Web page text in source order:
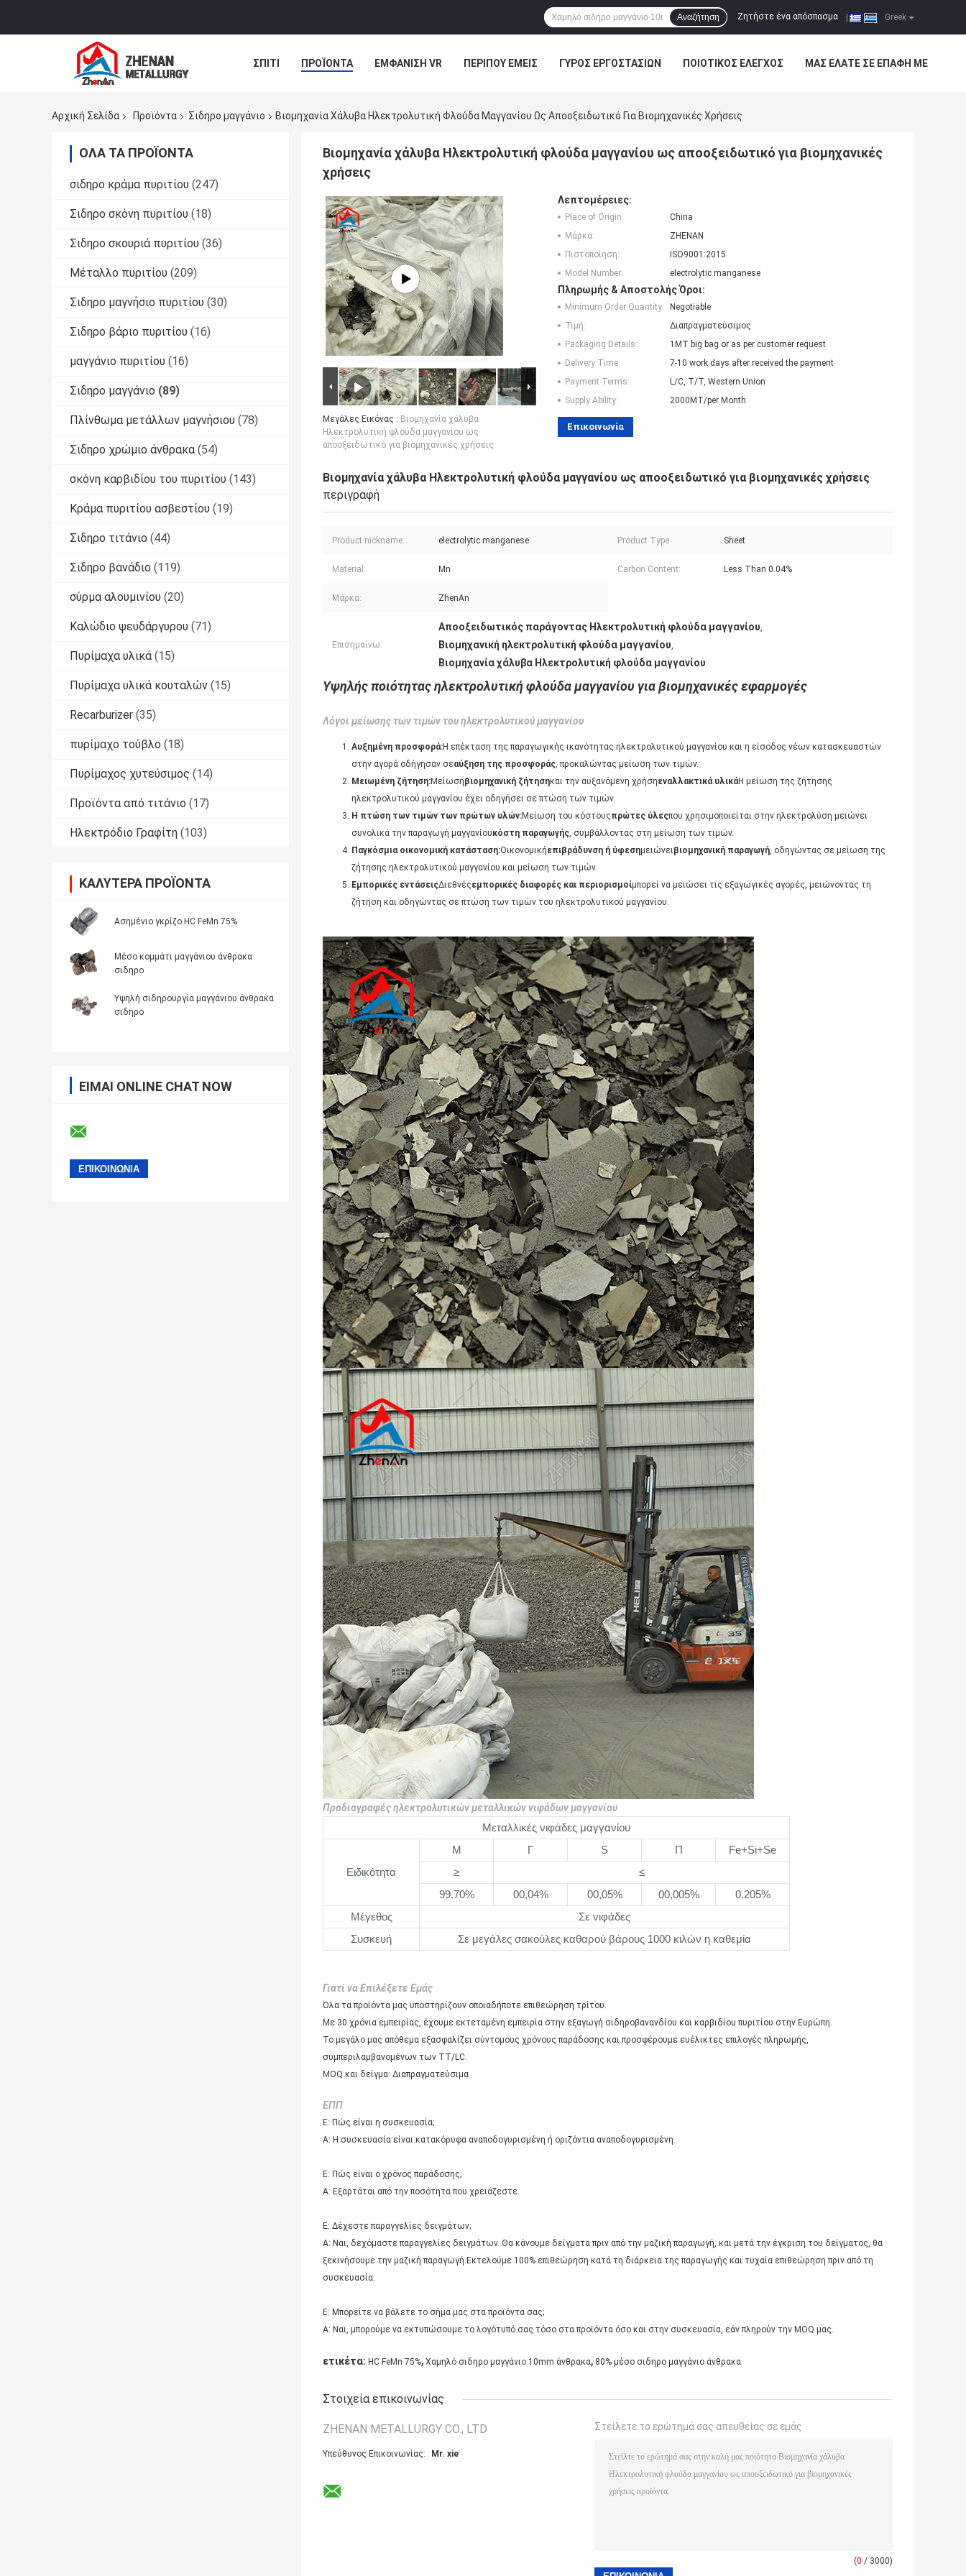
Greek
Ζητήστε ένα απόσπασμα
Αναζήτηση
ΣΠΊΤΙ ΠΡΟΪΌΝΤΑ ΕΜΦΆΝΙΣΗ VR ΠΕΡΊΠΟΥ ΕΜΕΊΣ ΓΎΡΟΣ ΕΡΓΟΣΤΑΣΊΩΝ ΠΟΙΟΤΙΚΌΣ ΈΛΕΓΧΟΣ ΜΑΣ ΕΛΆΤΕ ΣΕ ΕΠΑΦΉ ΜΕ
Αρχική Σελίδα
Προϊόντα Σιδηρο μαγγάνιο Βιομηχανία Χάλυβα Ηλεκτρολυτική Φλούδα Μαγγανίου Ως Αποοξειδωτικό Για Βιομηχανικές Χρήσεις
ΌΛΑ ΤΑ ΠΡΟΪΌΝΤΑ
σιδηρο κράμα πυριτίου (247)
Σιδηρο σκόνη πυριτίου (18)
Σιδηρο σκουριά πυριτίου (36)
Μέταλλο πυριτίου (209)
Σιδηρο μαγνήσιο πυριτίου (30)
Σιδηρο βάριο πυριτίου (16)
μαγγάνιο πυριτίου (16)
Σιδηρο μαγγάνιο (89)
Πλίνθωμα μετάλλων μαγνήσιου (78)
Σιδηρο χρώμιο άνθρακα (54)
σκόνη καρβιδίου του πυριτίου (143)
Κράμα πυριτίου ασβεστίου (19)
Σιδηρο τιτάνιο (44)
Σιδηρο βανάδιο (119)
σύρμα αλουμινίου (20)
Καλώδιο ψευδάργυρου (71)
Πυρίμαχα υλικά (15)
Πυρίμαχα υλικά κουταλών (15)
Recarburizer (35)
πυρίμαχο τούβλο (18)
Πυρίμαχος χυτεύσιμος (14)
Προϊόντα από τιτάνιο (17)
Ηλεκτρόδιο Γραφίτη (103)
ΚΑΛΎΤΕΡΑ ΠΡΟΪΌΝΤΑ
Ασημένιο γκρίζο HC FeMn 75%
Μέσο κομμάτι μαγγάνιου άνθρακα
σιδηρο
Υψηλή σιδηρουργία μαγγάνιου άνθρακα
σιδηρο
ΕΊΜΑΙ ONLINE CHAT NOW
Βιομηχανία χάλυβα Ηλεκτρολυτική φλούδα μαγγανίου ως αποοξειδωτικό για βιομηχανικές
χρήσεις
Μεγάλες Εικόνας : Βιομηχανία χάλυβα
Ηλεκτρολυτική φλούδα μαγγανίου ως
αποοξειδωτικό για βιομηχανικές χρήσεις
Λεπτομέρειες:
Place of Origin:
China
Μάρκα:
ZHENAN
Πιστοποίηση:
ISO9001:2015
Model Number:
electrolytic manganese
Πληρωμής & Αποστολής Όροι:
Minimum Order Quantity:
Negotiable
Τιμή:
Διαπραγματεύσιμος
Packaging Details:
1MT big bag or as per customer request
Delivery Time:
7-10 work days after received the payment
Payment Terms:
L/C, T/T, Western Union
Supply Ability:
2000MT/per Month
Επικοινωνία
Βιομηχανία χάλυβα Ηλεκτρολυτική φλούδα μαγγανίου ως αποοξειδωτικό για βιομηχανικές χρήσεις
περιγραφή
Product nickname: electrolytic manganese Product Type: Sheet
Material: Mn Carbon Content: Less Than 0.04%
Μάρκα: ZhenAn
Επισημαίνω:
Αποοξειδωτικός παράγοντας Ηλεκτρολυτική φλούδα μαγγανίου,
Βιομηχανική ηλεκτρολυτική φλούδα μαγγανίου,
Βιομηχανία χάλυβα Ηλεκτρολυτική φλούδα μαγγανίου
Υψηλής ποιότητας ηλεκτρολυτική φλούδα μαγγανίου για βιομηχανικές εφαρμογές
Λόγοι μείωσης των τιμών του ηλεκτρολυτικού μαγγανίου
Αυξημένη προσφορά:Η επέκταση της παραγωγικής ικανότητας ηλεκτρολυτικού μαγγανίου και η είσοδος νέων κατασκευαστών
στην αγορά οδήγησαν σεαύξηση της προσφοράς, προκαλώντας μείωση των τιμών.
Μειωμένη ζήτηση:Μείωσηβιομηχανική ζήτησηκαι την αυξανόμενη χρήσηεναλλακτικά υλικάΗ μείωση της ζήτησης
ηλεκτρολυτικού μαγγανίου έχει οδηγήσει σε πτώση των τιμών.
Η πτώση των τιμών των πρώτων υλών:Μείωση του κόστουςπρώτες ύλεςπου χρησιμοποιείται στην ηλεκτρολύση μειώνει
συνολικά την παραγωγή μαγγανίουκόστη παραγωγής, συμβάλλοντας στη μείωση των τιμών.
Παγκόσμια οικονομική κατάσταση:Οικονομικήεπιβράδυνση ή ύφεσημειώνειβιομηχανική παραγωγή, οδηγώντας σε μείωση της
ζήτησης ηλεκτρολυτικού μαγγανίου και μείωση των τιμών.
Εμπορικές εντάσειςΔιεθνέςεμπορικές διαφορές και περιορισμοίμπορεί να μειώσει τις εξαγωγικές αγορές, μειώνοντας τη
ζήτηση και οδηγώντας σε πτώση των τιμών του ηλεκτρολυτικού μαγγανίου.
Προδιαγραφές ηλεκτρολυτικών μεταλλικών νιφάδων μαγγανίου
Μεταλλικές νιφάδες μαγγανίου
Ειδικότητα
Μ Γ S Π
Fe+Si+Se
≥
≤
99.70%
00,04% 00,05% 00,005%
0.205%
Μέγεθος
Σε νιφάδες
Συσκευή
Σε μεγάλες σακούλες καθαρού βάρους 1000 κιλών η καθεμία
Γιατί να Επιλέξετε Εμάς
Όλα τα προϊόντα μας υποστηρίζουν οποιαδήποτε επιθεώρηση τρίτου.
Με 30 χρόνια εμπειρίας, έχουμε εκτεταμένη εμπειρία στην εξαγωγή σιδηροβανανδίου και καρβιδίου πυριτίου στην Ευρώπη.
Το μεγάλο μας απόθεμα εξασφαλίζει σύντομους χρόνους παράδοσης και προσφέρουμε ευέλικτες επιλογές πληρωμής,
συμπεριλαμβανομένων των TT/LC.
MOQ και δείγμα: Διαπραγματεύσιμα
ΕΠΠ
Ε: Πώς είναι η συσκευασία;
Α: Η συσκευασία είναι κατακόρυφα αναποδογυρισμένη ή οριζόντια αναποδογυρισμένη.
Ε: Πώς είναι ο χρόνος παράδοσης;
Α: Εξαρτάται από την ποσότητα που χρειάζεστε.
Ε: Δέχεστε παραγγελίες δειγμάτων;
Α: Ναι, δεχόμαστε παραγγελίες δειγμάτων. Θα κάνουμε δείγματα πριν από την μαζική παραγωγή, και μετά την έγκριση του δείγματος, θα
ξεκινήσουμε την μαζική παραγωγή.Εκτελούμε 100% επιθεώρηση κατά τη διάρκεια της παραγωγής και τυχαία επιθεώρηση πριν από τη
συσκευασία.
Ε: Μπορείτε να βάλετε το σήμα μας στα προϊόντα σας;
Α: Ναι, μπορούμε να εκτυπώσουμε το λογότυπό σας τόσο στα προϊόντα όσο και στην συσκευασία, εάν πληρούν την MOQ μας.
ετικέτα: HC FeMn 75%, Χαμηλό σιδηρο μαγγάνιο 10mm άνθρακα, 80% μέσο σιδηρο μαγγάνιο άνθρακα
Στοιχεία επικοινωνίας
ZHENAN METALLURGY CO., LTD
Υπεύθυνος Επικοινωνίας: Mr. xie
Στείλετε το ερώτημά σας απευθείας σε εμάς
(0 / 3000)